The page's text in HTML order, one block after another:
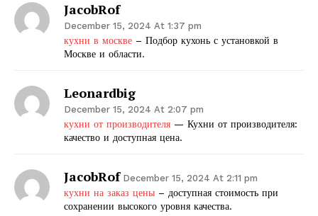
JacobRof
December 15, 2024 At 1:37 pm
кухни в москве – Подбор кухонь с установкой в
Москве и области.
Leonardbig
December 15, 2024 At 2:07 pm
кухни от производителя — Кухни от производителя:
качество и доступная цена.
JacobRof December 15, 2024 At 2:11 pm
кухни на заказ цены – доступная стоимость при
сохранении высокого уровня качества.